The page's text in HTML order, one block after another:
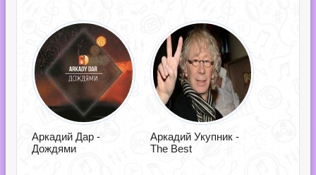
Аркадий Дар -
Дождями
Аркадий Укупник -
The Best